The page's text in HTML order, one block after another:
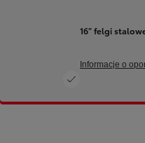
16" felgi
Informacje o